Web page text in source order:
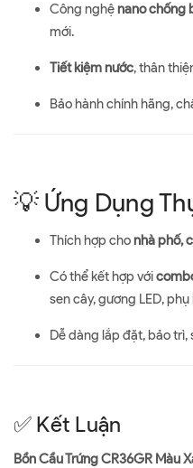
Công nghệnano chống
mới.
Tiết kiệm nước, thân
Bảo hành chính hãng,
💡 Ứng Dụng
Thích hợp chonhà phố,
Có thể kết hợp với
sen cây, gương LED, phụ
Dễ dàng lắp đặt, bảo trì,
✅ Kết Luận
Bồn Cầu Trứng CR36GR Màu